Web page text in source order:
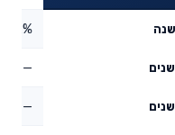
—
—